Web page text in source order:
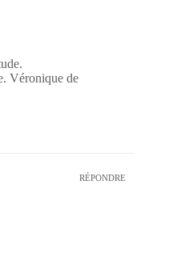
Véronique de
RÉPONDRE